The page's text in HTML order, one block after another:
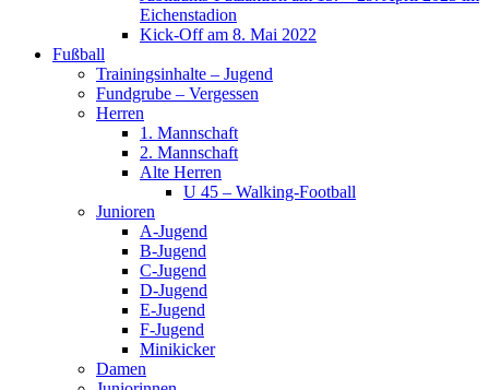
Eichenstadion
Kick-Off am 8. Mai 2022
Fußball
Trainingsinhalte – Jugend
Fundgrube – Vergessen
Herren
1. Mannschaft
2. Mannschaft
Alte Herren
U 45 – Walking-Football
Junioren
A-Jugend
B-Jugend
C-Jugend
D-Jugend
E-Jugend
F-Jugend
Minikicker
Damen